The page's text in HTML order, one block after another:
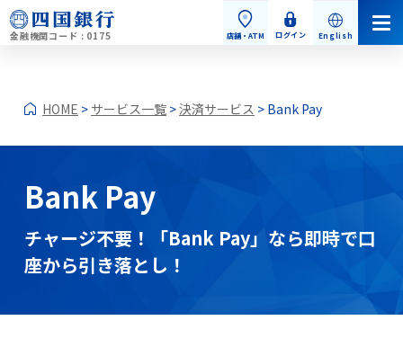
金融機関コード : 0175
個人のお客さま
店舗・ATM English
ログイン
HOME > サービス一覧 >決済サービス > Bank Pay
Bank Pay
チャージ不要！「Bank Pay」なら即時で口
座から引き落とし！